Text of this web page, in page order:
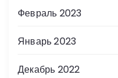
Февраль 2023
Январь 2023
Декабрь 2022